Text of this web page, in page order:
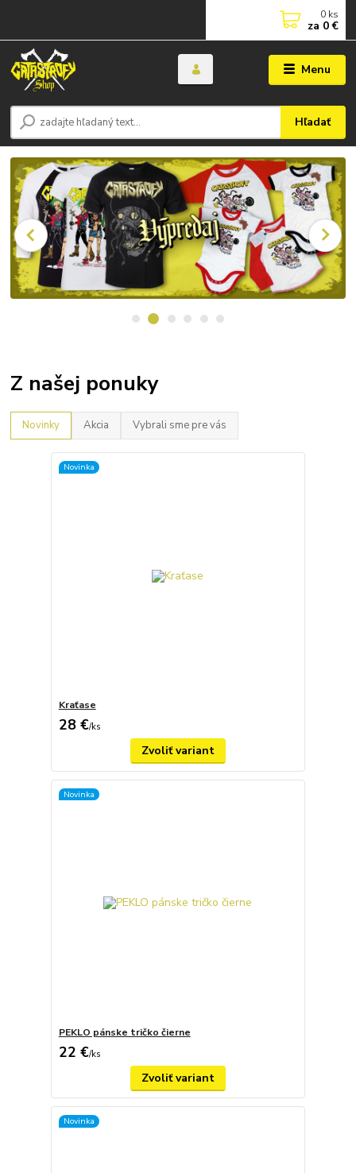
Menu
Hľadať
0 ks
za 0 €
Z našej ponuky
Novinky Akcia Vybrali sme pre vás
Novinka
Kraťase
28 €/ks
Zvoliť variant
Novinka
PEKLO pánske tričko čierne
22 €/ks
Zvoliť variant
Novinka